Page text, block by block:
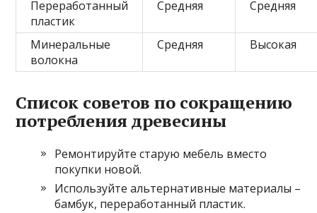
Переработанный
пластик
Средняя Средняя
Минеральные
волокна
Средняя Высокая
Список советов по сокращению
потребления древесины
Ремонтируйте старую мебель вместо
покупки новой.
Используйте альтернативные материалы –
бамбук, переработанный пластик.